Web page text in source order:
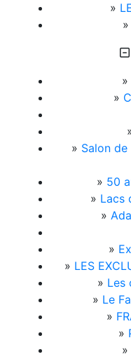
»
»
»
»
» Salon
» 50
» Lacs
»
»
» LES
» Les
» Le
»
»
»